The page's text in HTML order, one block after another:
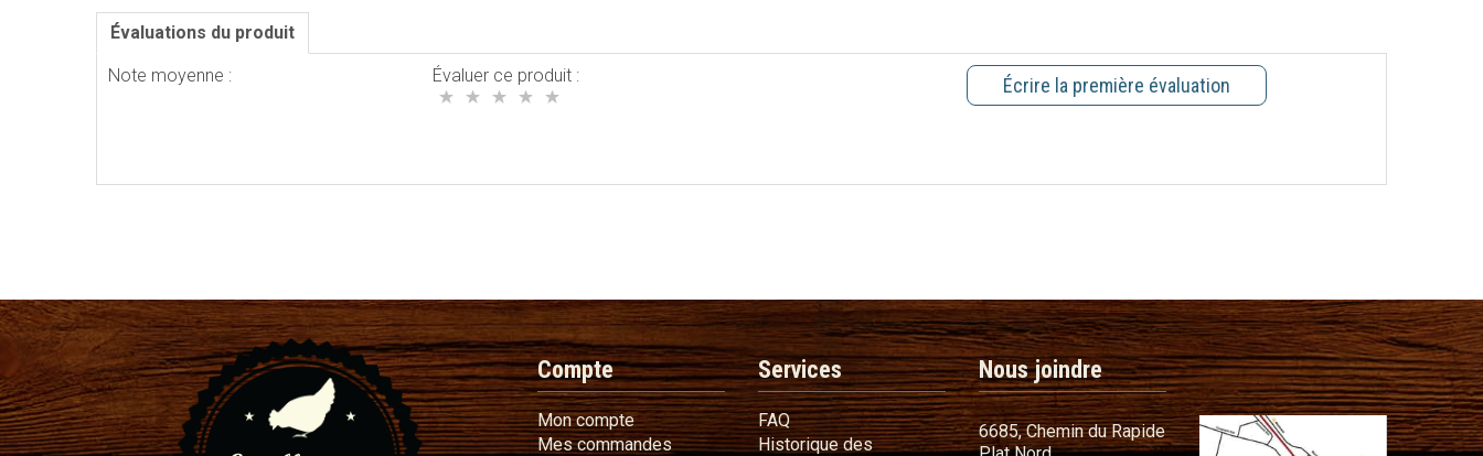
Évaluations du produit
Note moyenne : Évaluer ce produit : Écrire la première évaluation
Compte
Mon compteMon compte
Mes commandesMes commandes
Services
FAQFAQ
Historique des
Nous joindre
6685, Chemin du Rapide